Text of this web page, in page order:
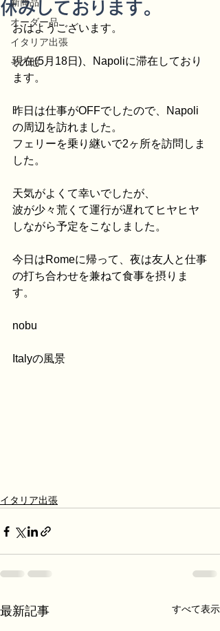
オーダー品
イタリア出張
その他
休みしております。
おはようございます。
現在(5月18日)、Napoliに滞在しており
ます。
昨日は仕事がOFFでしたので、Napoli
の周辺を訪れました。
フェリーを乗り継いで2ヶ所を訪問しま
した。
天気がよくて幸いでしたが、
波が少々荒くて運行が遅れてヒヤヒヤ
しながら予定をこなしました。
今日はRomeに帰って、夜は友人と仕事
の打ち合わせを兼ねて食事を摂りま
す。
nobu
Italyの風景
イタリア出張
最新記事 すべて表示